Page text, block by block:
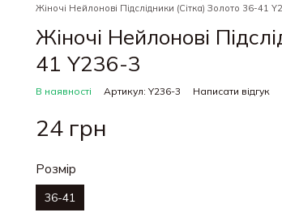
Жіночі Нейлонові Підслідники (Сітка) Золото 36-41
Жіночі Нейлонові
41 Y236-3
В наявності Артикул: Y236-3 Написати відгук
24 грн
Розмір
36-41